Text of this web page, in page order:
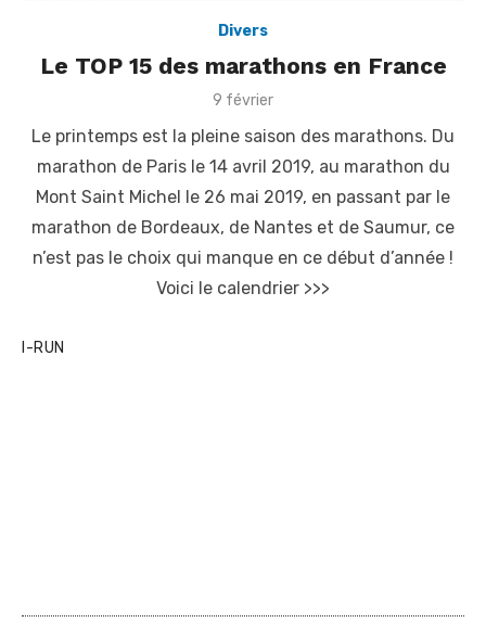
Divers
Le TOP 15 des marathons en France
P
s
t
e
d
n
9 février
Le printemps est la pleine saison des marathons. Du
marathon de Paris le 14 avril 2019, au marathon du
Mont Saint Michel le 26 mai 2019, en passant par le
marathon de Bordeaux, de Nantes et de Saumur, ce
n’est pas le choix qui manque en ce début d’année !
Voici le calendrier >>>
I-RUN